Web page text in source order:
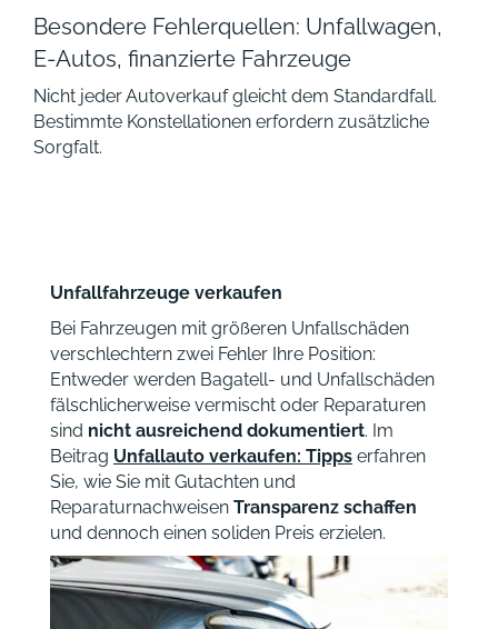
Besondere Fehlerquellen: Unfallwagen,
E-Autos, finanzierte Fahrzeuge
Nicht jeder Autoverkauf gleicht dem Standardfall.
Bestimmte Konstellationen erfordern zusätzliche
Sorgfalt.
Unfallfahrzeuge verkaufen
Bei Fahrzeugen mit größeren Unfallschäden
verschlechtern zwei Fehler Ihre Position:
Entweder werden Bagatell- und Unfallschäden
fälschlicherweise vermischt oder Reparaturen
sind nicht ausreichend dokumentiert. Im
Beitrag Unfallauto verkaufen: Tipps erfahren
Sie, wie Sie mit Gutachten und
Reparaturnachweisen Transparenz schaffen
und dennoch einen soliden Preis erzielen.